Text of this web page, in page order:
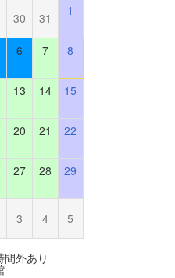
30 31 1
6 7 8
13 14 15
20 21 22
27 28 29
3 4 5
間外あり